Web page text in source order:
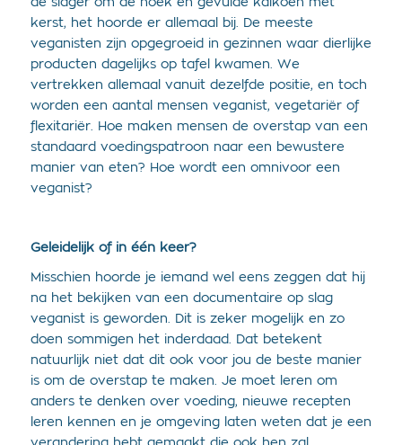
de slager om de hoek en gevulde kalkoen met
kerst, het hoorde er allemaal bij. De meeste
veganisten zijn opgegroeid in gezinnen waar dierlijke
producten dagelijks op tafel kwamen. We
vertrekken allemaal vanuit dezelfde positie, en toch
worden een aantal mensen veganist, vegetariër of
flexitariër. Hoe maken mensen de overstap van een
standaard voedingspatroon naar een bewustere
manier van eten? Hoe wordt een omnivoor een
veganist?
Geleidelijk of in één keer?
Misschien hoorde je iemand wel eens zeggen dat hij
na het bekijken van een documentaire op slag
veganist is geworden. Dit is zeker mogelijk en zo
doen sommigen het inderdaad. Dat betekent
natuurlijk niet dat dit ook voor jou de beste manier
is om de overstap te maken. Je moet leren om
anders te denken over voeding, nieuwe recepten
leren kennen en je omgeving laten weten dat je een